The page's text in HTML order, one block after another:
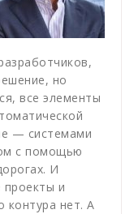
но
все элементы
— системами
с помощью
И
проекты и
контура нет. А